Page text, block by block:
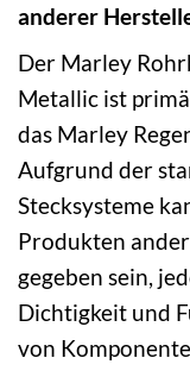
anderer
Der Marley
Metallic ist
das Marley
Aufgrund der
Stecksysteme
Produkten
gegeben sein,
Dichtigkeit und
von